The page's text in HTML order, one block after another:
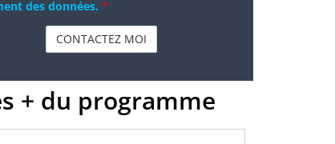
des données. *
+ du programme